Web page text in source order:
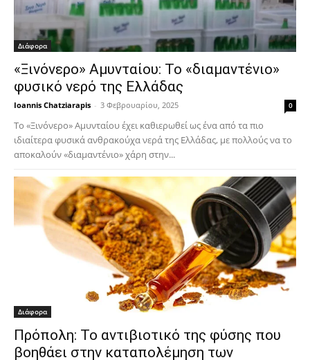
Διάφορα
«Ξινόνερο» Αμυνταίου: Το «διαμαντένιο»
φυσικό νερό της Ελλάδας
Ioannis Chatziarapis - 3 Φεβρουαρίου, 2025 0
Το «Ξινόνερο» Αμυνταίου έχει καθιερωθεί ως ένα από τα πιο
ιδιαίτερα φυσικά ανθρακούχα νερά της Ελλάδας, με πολλούς να το
αποκαλούν «διαμαντένιο» χάρη στην...
Διάφορα
Πρόπολη: Το αντιβιοτικό της φύσης που
βοηθάει στην καταπολέμηση των